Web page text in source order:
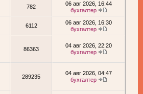
782
06 авг 2026, 16:44
бухгалтер
6112
06 авг 2026, 16:30
бухгалтер
86363
04 авг 2026, 22:20
бухгалтер
289235
04 авг 2026, 04:47
бухгалтер